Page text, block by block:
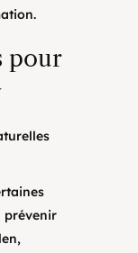
pour
prévenir